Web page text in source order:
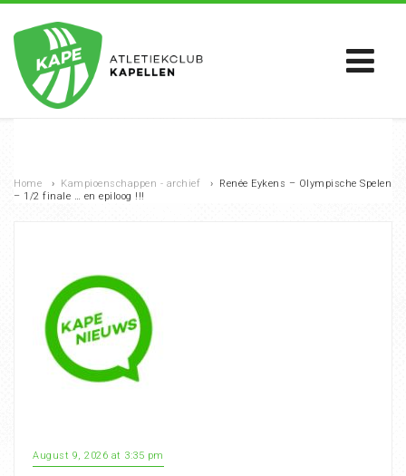
Home › Kampioenschappen - archief › Renée Eykens – Olympische Spelen
– 1/2 finale … en epiloog !!!
August 9, 2026 at 3:35 pm